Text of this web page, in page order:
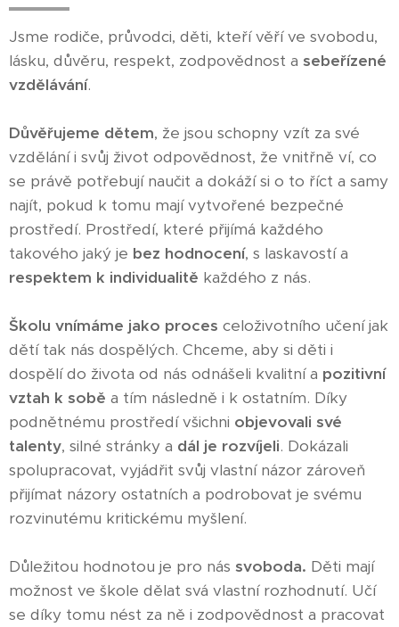
Jsme rodiče, průvodci, děti, kteří věří ve svobodu,
lásku, důvěru, respekt, zodpovědnost a sebeřízené
vzdělávání.
Důvěřujeme dětem, že jsou schopny vzít za své
vzdělání i svůj život odpovědnost, že vnitřně ví, co
se právě potřebují naučit a dokáží si o to říct a samy
najít, pokud k tomu mají vytvořené bezpečné
prostředí. Prostředí, které přijímá každého
takového jaký je bez hodnocení, s laskavostí a
respektem k individualitě každého z nás.
Školu vnímáme jako proces celoživotního učení jak
dětí tak nás dospělých. Chceme, aby si děti i
dospělí do života od nás odnášeli kvalitní a pozitivní
vztah k sobě a tím následně i k ostatním. Díky
podnětnému prostředí všichni objevovali své
talenty, silné stránky a dál je rozvíjeli. Dokázali
spolupracovat, vyjádřit svůj vlastní názor zároveň
přijímat názory ostatních a podrobovat je svému
rozvinutému kritickému myšlení.
Důležitou hodnotou je pro nás svoboda. Děti mají
možnost ve škole dělat svá vlastní rozhodnutí. Učí
se díky tomu nést za ně i zodpovědnost a pracovat